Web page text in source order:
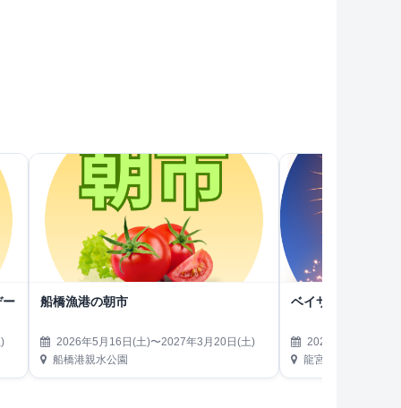
船橋漁港の朝市
2026年5月16日(土)〜2027年3月20日(土)
船橋港親水公園
ベイサイドリゾー
2026年5月22日(
龍宮城スパ・ホテ